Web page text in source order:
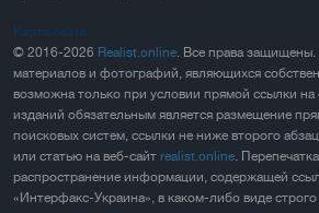
Карта сайта
© 2016-2026 Realist.online. Все права защищены.
материалов и фотографий, являющихся
возможна только при условии прямой ссылки на
изданий обязательным является размещение
поисковых систем, ссылки не ниже второго
или статью на веб-сайт realist.online.
распространение информации, содержащей
«Интерфакс-Украина», в каком-либо виде